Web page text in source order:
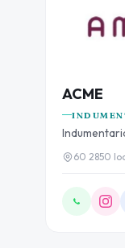
ACME
60 2850